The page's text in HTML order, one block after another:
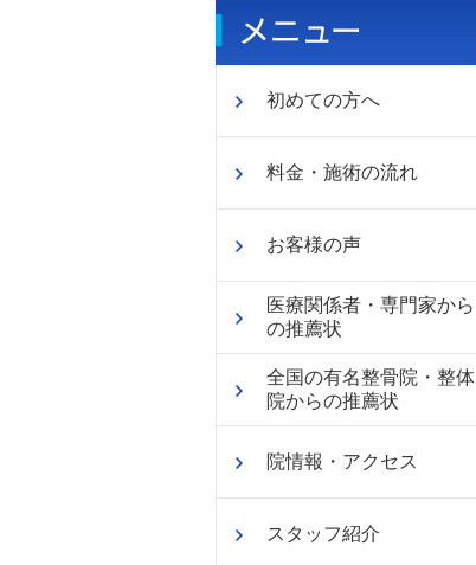
初めての方へ
料金・施術の流れ
お客様の声
医療関係者・専門家から
の推薦状
全国の有名整骨院・整体
院からの推薦状
院情報・アクセス
スタッフ紹介